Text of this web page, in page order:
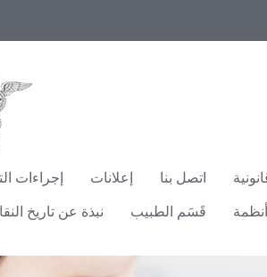
إجراءات إعلانات اتصل بنا
نبذة عن تاريخ قَسَم الطبيب